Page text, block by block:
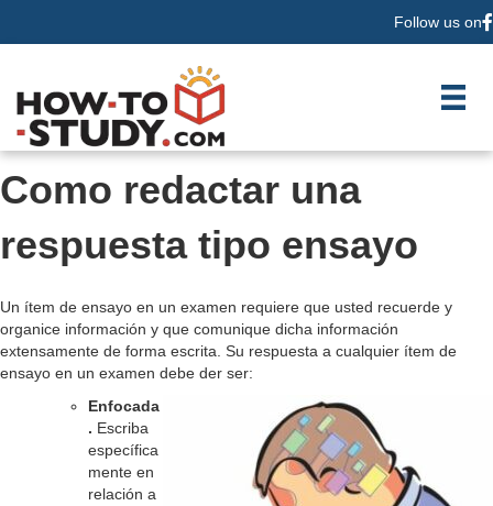
Follow us on
Como redactar una
respuesta tipo ensayo
Un ítem de ensayo en un examen requiere que usted recuerde y
organice información y que comunique dicha información
extensamente de forma escrita. Su respuesta a cualquier ítem de
ensayo en un examen debe der ser:
Enfocada
. Escriba
específica
mente en
relación a